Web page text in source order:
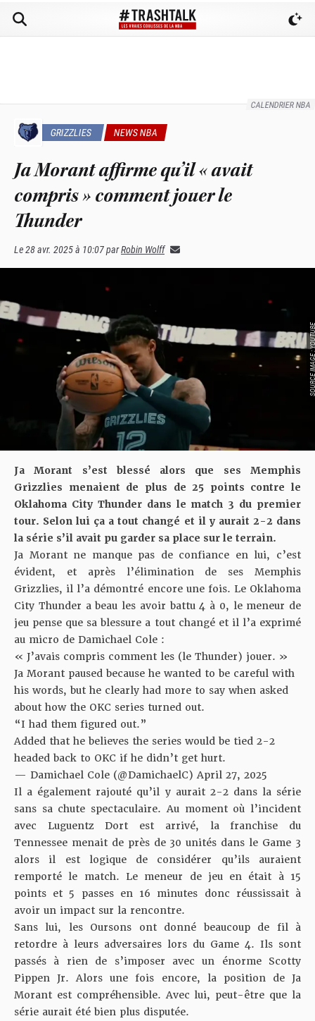
CALENDRIER NBA
GRIZZLIES NEWS NBA
Ja Morant affirme qu’il « avait
compris » comment jouer le
Thunder
Le28 avr. 2025 à 10:07parRobin Wolff
SOURCE
Ja Morant s’est blessé alors que ses Memphis
Grizzlies menaient de plus de 25 points contre le
Oklahoma City Thunder dans le match 3 du premier
tour. Selon lui ça a tout changé et il y aurait 2-2 dans
la série s’il avait pu garder sa place sur le terrain.
Ja Morant ne manque pas de confiance en lui, c’est
évident, et après l’élimination de ses Memphis
Grizzlies, il l’a démontré encore une fois. Le Oklahoma
City Thunder a beau les avoir battu 4 à 0, le meneur de
jeu pense que sa blessure a tout changé et il l’a exprimé
au micro de Damichael Cole :
« J’avais compris comment les (le Thunder) jouer. »
Ja Morant paused because he wanted to be careful with
his words, but he clearly had more to say when asked
about how the OKC series turned out.
“I had them figured out.”
Added that he believes the series would be tied 2-2
headed back to OKC if he didn’t get hurt.
— Damichael Cole (@DamichaelC)April 27, 2025
Il a également rajouté qu’il y aurait 2-2 dans la série
sans sa chute spectaculaire. Au moment où l’incident
avec Luguentz Dort est arrivé, la franchise du
Tennessee menait de près de 30 unités dans le Game 3
alors il est logique de considérer qu’ils auraient
remporté le match. Le meneur de jeu en était à 15
points et 5 passes en 16 minutes donc réussissait à
avoir un impact sur la rencontre.
Sans lui, les Oursons ont donné beaucoup de fil à
retordre à leurs adversaires lors du Game 4. Ils sont
passés à rien de s’imposer avec un énorme Scotty
Pippen Jr. Alors une fois encore, la position de Ja
Morant est compréhensible. Avec lui, peut-être que la
série aurait été bien plus disputée.